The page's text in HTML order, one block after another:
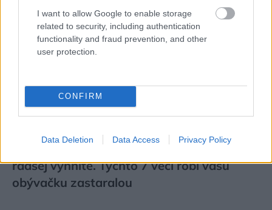
I want to allow Google to enable storage
related to security, including authentication
functionality and fraud prevention, and other
user protection.
CONFIRM
Data Deletion Data Access Privacy Policy
Kedysi boli veľkým trendom, dnes sa im
radšej vyhnite. Týchto 7 vecí robí vašu
obývačku zastaralou